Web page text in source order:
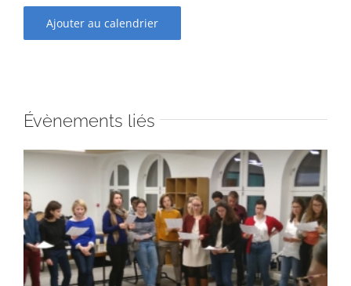
Ajouter au calendrier
Évènements liés